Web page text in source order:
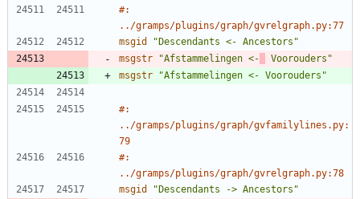
#:
../gramps/plugins/graph/gvrelgraph.py:77
msgid
"Descendants <- Ancestors"
msgstr
"Afstammelingen <-
Voorouders"
msgstr
"Afstammelingen <- Voorouders"
#:
../gramps/plugins/graph/gvfamilylines.py:
79
#:
../gramps/plugins/graph/gvrelgraph.py:78
msgid
"Descendants -> Ancestors"